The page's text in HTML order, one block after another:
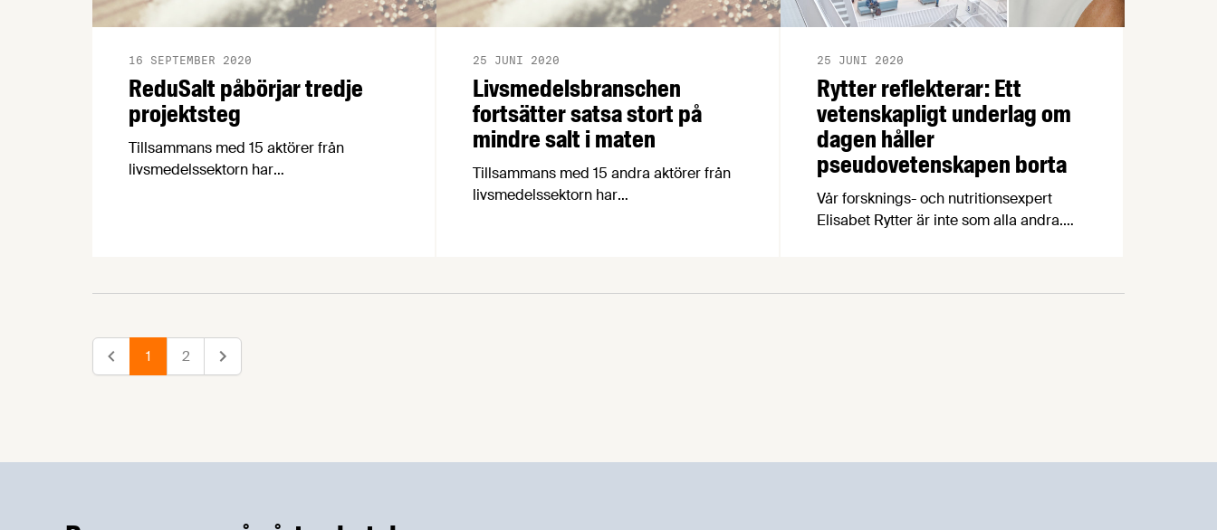
ReduSalt påbörjar tredje
projektsteg
16 SEPTEMBER 2020
Tillsammans med 15 aktörer från
livsmedelssektorn har
startar därför nu sitt tredje steg. Ett steg
informationsspridning. Vi ställde några
snabba frågor till Tim Nielsen, forskare
Livsmedelsbranschen
fortsätter satsa stort på
mindre salt i maten
25 JUNI 2020
Tillsammans med 15 andra aktörer från
livsmedelssektorn har
Rytter reflekterar: Ett
vetenskapligt underlag om
dagen håller
pseudovetenskapen borta
25 JUNI 2020
Vår forsknings- och nutritionsexpert
Elisabet Rytter är inte som alla andra.
Föregående
1 2 Nästa